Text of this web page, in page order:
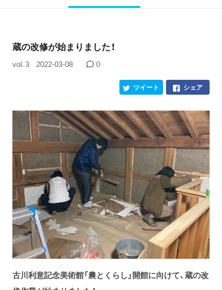
蔵の改修が始まりました！
vol. 3 2022-03-08 0
シェア
ツイート
古川利意記念美術館「農とくらし」開館に向けて、蔵の改